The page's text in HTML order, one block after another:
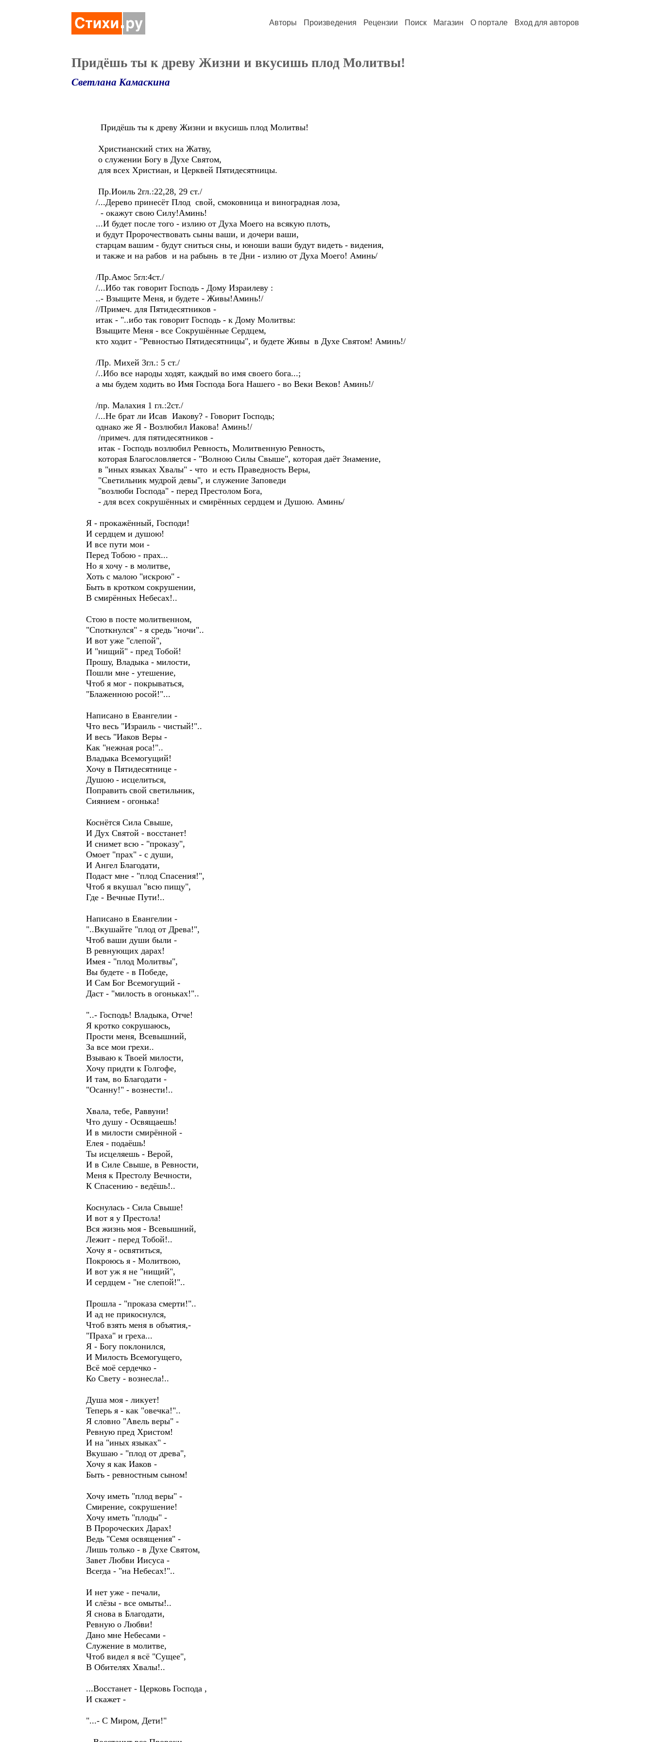
Авторы Произведения Рецензии Поиск Магазин О портале Вход для авторов
Придёшь ты к древу Жизни и вкусишь плод Молитвы!
Светлана Камаскина
Придёшь ты к древу Жизни и вкусишь плод Молитвы!
Христианский стих на Жатву,
о служении Богу в Духе Святом,
для всех Христиан, и Церквей Пятидесятницы.
Пр.Иоиль 2гл.:22,28, 29 ст./
/...Дерево принесёт Плод свой, смоковница и виноградная лоза,
- окажут свою Силу!Аминь!
...И будет после того - излию от Духа Моего на всякую плоть,
и будут Пророчествовать сыны ваши, и дочери ваши,
старцам вашим - будут сниться сны, и юноши ваши будут видеть - видения,
и также и на рабов и на рабынь в те Дни - излию от Духа Моего! Аминь/
/Пр.Амос 5гл:4ст./
/...Ибо так говорит Господь - Дому Израилеву :
..- Взыщите Меня, и будете - Живы!Аминь!/
//Примеч. для Пятидесятников -
итак - "..ибо так говорит Господь - к Дому Молитвы:
Взыщите Меня - все Сокрушённые Сердцем,
кто ходит - "Ревностью Пятидесятницы", и будете Живы в Духе Святом! Аминь!/
/Пр. Михей 3гл.: 5 ст./
/..Ибо все народы ходят, каждый во имя своего бога...;
а мы будем ходить во Имя Господа Бога Нашего - во Веки Веков! Аминь!/
/пр. Малахия 1 гл.:2ст./
/...Не брат ли Исав Иакову? - Говорит Господь;
однако же Я - Возлюбил Иакова! Аминь!/
/примеч. для пятидесятников -
итак - Господь возлюбил Ревность, Молитвенную Ревность,
которая Благословляется - "Волною Силы Свыше", которая даёт Знамение,
в "иных языках Хвалы" - что и есть Праведность Веры,
"Светильник мудрой девы", и служение Заповеди
"возлюби Господа" - перед Престолом Бога,
- для всех сокрушённых и смирённых сердцем и Душою. Аминь/
Я - прокажённый, Господи!
И сердцем и душою!
И все пути мои -
Перед Тобою - прах...
Но я хочу - в молитве,
Хоть с малою "искрою" -
Быть в кротком сокрушении,
В смирённых Небесах!..
Стою в посте молитвенном,
"Споткнулся" - я средь "ночи"..
И вот уже "слепой",
И "нищий" - пред Тобой!
Прошу, Владыка - милости,
Пошли мне - утешение,
Чтоб я мог - покрываться,
"Блаженною росой!"...
Написано в Евангелии -
Что весь "Израиль - чистый!"..
И весь "Иаков Веры -
Как "нежная роса!"..
Владыка Всемогущий!
Хочу в Пятидесятнице -
Душою - исцелиться,
Поправить свой светильник,
Сиянием - огонька!
Коснётся Сила Свыше,
И Дух Святой - восстанет!
И снимет всю - "проказу",
Омоет "прах" - с души,
И Ангел Благодати,
Подаст мне - "плод Спасения!",
Чтоб я вкушал "всю пищу",
Где - Вечные Пути!..
Написано в Евангелии -
"..Вкушайте "плод от Древа!",
Чтоб ваши души были -
В ревнующих дарах!
Имея - "плод Молитвы",
Вы будете - в Победе,
И Сам Бог Всемогущий -
Даст - "милость в огоньках!"..
"..- Господь! Владыка, Отче!
Я кротко сокрушаюсь,
Прости меня, Всевышний,
За все мои грехи..
Взываю к Твоей милости,
Хочу придти к Голгофе,
И там, во Благодати -
"Осанну!" - вознести!..
Хвала, тебе, Раввуни!
Что душу - Освящаешь!
И в милости смирённой -
Елея - подаёшь!
Ты исцеляешь - Верой,
И в Силе Свыше, в Ревности,
Меня к Престолу Вечности,
К Спасению - ведёшь!..
Коснулась - Сила Свыше!
И вот я у Престола!
Вся жизнь моя - Всевышний,
Лежит - перед Тобой!..
Хочу я - освятиться,
Покроюсь я - Молитвою,
И вот уж я не "нищий",
И сердцем - "не слепой!"..
Прошла - "проказа смерти!"..
И ад не прикоснулся,
Чтоб взять меня в объятия,-
"Праха" и греха...
Я - Богу поклонился,
И Милость Всемогущего,
Всё моё сердечко -
Ко Свету - вознесла!..
Душа моя - ликует!
Теперь я - как "овечка!"..
Я словно "Авель веры" -
Ревную пред Христом!
И на "иных языках" -
Вкушаю - "плод от древа",
Хочу я как Иаков -
Быть - ревностным сыном!
Хочу иметь "плод веры" -
Смирение, сокрушение!
Хочу иметь "плоды" -
В Пророческих Дарах!
Ведь "Семя освящения" -
Лишь только - в Духе Святом,
Завет Любви Иисуса -
Всегда - "на Небесах!"..
И нет уже - печали,
И слёзы - все омыты!..
Я снова в Благодати,
Ревную о Любви!
Дано мне Небесами -
Служение в молитве,
Чтоб видел я всё "Сущее",
В Обителях Хвалы!..
...Восстанет - Церковь Господа ,
И скажет -
"...- С Миром, Дети!"